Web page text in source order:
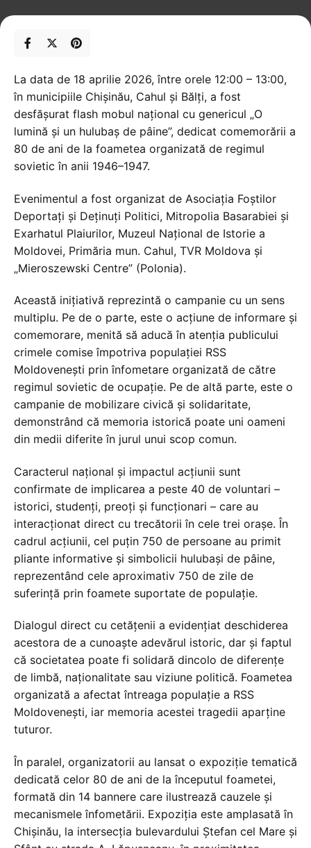
La data de 18 aprilie 2026, între orele 12:00 – 13:00,
în municipiile Chișinău, Cahul și Bălți, a fost
desfășurat flash mobul național cu genericul „O
lumină și un hulubaș de pâine”, dedicat comemorării a
80 de ani de la foametea organizată de regimul
sovietic în anii 1946–1947.
Evenimentul a fost organizat de Asociația Foștilor
Deportați și Deținuți Politici, Mitropolia Basarabiei și
Exarhatul Plaiurilor, Muzeul Național de Istorie a
Moldovei, Primăria mun. Cahul, TVR Moldova și
„Mieroszewski Centre” (Polonia).
Această inițiativă reprezintă o campanie cu un sens
multiplu. Pe de o parte, este o acțiune de informare și
comemorare, menită să aducă în atenția publicului
crimele comise împotriva populației RSS
Moldovenești prin înfometare organizată de către
regimul sovietic de ocupație. Pe de altă parte, este o
campanie de mobilizare civică și solidaritate,
demonstrând că memoria istorică poate uni oameni
din medii diferite în jurul unui scop comun.
Caracterul național și impactul acțiunii sunt
confirmate de implicarea a peste 40 de voluntari –
istorici, studenți, preoți și funcționari – care au
interacționat direct cu trecătorii în cele trei orașe. În
cadrul acțiunii, cel puțin 750 de persoane au primit
pliante informative și simbolicii hulubași de pâine,
reprezentând cele aproximativ 750 de zile de
suferință prin foamete suportate de populație.
Dialogul direct cu cetățenii a evidențiat deschiderea
acestora de a cunoaște adevărul istoric, dar și faptul
că societatea poate fi solidară dincolo de diferențe
de limbă, naționalitate sau viziune politică. Foametea
organizată a afectat întreaga populație a RSS
Moldovenești, iar memoria acestei tragedii aparține
tuturor.
În paralel, organizatorii au lansat o expoziție tematică
dedicată celor 80 de ani de la începutul foametei,
formată din 14 bannere care ilustrează cauzele și
mecanismele înfometării. Expoziția este amplasată în
Chișinău, la intersecția bulevardului Ștefan cel Mare și